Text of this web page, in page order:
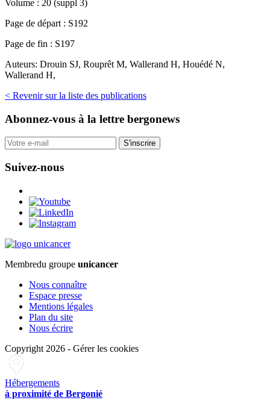
Volume : 20 (suppl 3)
Page de départ : S192
Page de fin : S197
Auteurs: Drouin SJ, Rouprêt M, Wallerand H, Houédé N,
Wallerand H,
< Revenir sur la liste des publications
Abonnez-vous à la lettre bergonews
S'inscrire
Suivez-nous
Membredu groupe unicancer
Nous connaître
Espace presse
Mentions légales
Plan du site
Nous écrire
Copyright 2026 - Gérer les cookies
Hébergements
à proximité de Bergonié